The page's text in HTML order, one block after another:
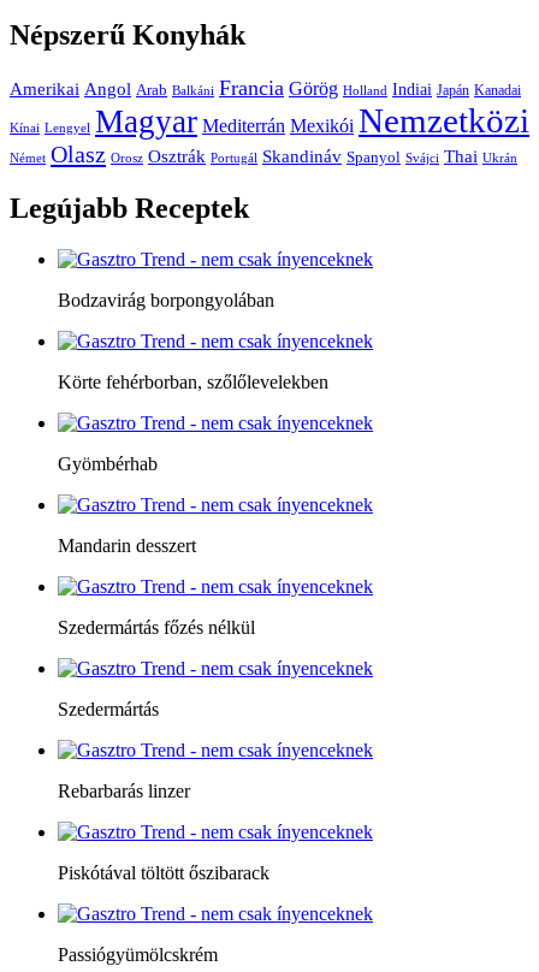
Népszerű Konyhák
Amerikai Angol Arab Balkáni Francia Görög Holland Indiai Japán Kanadai
Kínai Lengyel Magyar Mediterrán Mexikói Nemzetközi
Német Olasz Orosz Osztrák Portugál Skandináv Spanyol Svájci Thai Ukrán
Legújabb Receptek
Bodzavirág borpongyolában
Körte fehérborban, szőlőlevelekben
Gyömbérhab
Mandarin desszert
Szedermártás főzés nélkül
Szedermártás
Rebarbarás linzer
Piskótával töltött őszibarack
Passiógyümölcskrém